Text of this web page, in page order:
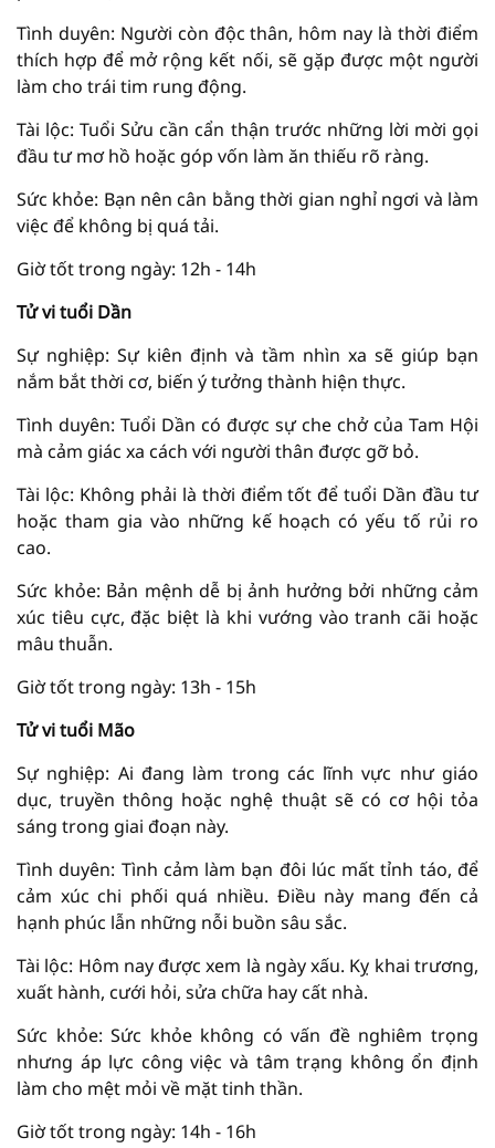
Tình duyên: Người còn độc thân, hôm nay là thời điểm
thích hợp để mở rộng kết nối, sẽ gặp được một người
làm cho trái tim rung động.
Tài lộc: Tuổi Sửu cần cẩn thận trước những lời mời gọi
đầu tư mơ hồ hoặc góp vốn làm ăn thiếu rõ ràng.
Sức khỏe: Bạn nên cân bằng thời gian nghỉ ngơi và làm
việc để không bị quá tải.
Giờ tốt trong ngày: 12h - 14h
Tử vi tuổi Dần
Sự nghiệp: Sự kiên định và tầm nhìn xa sẽ giúp bạn
nắm bắt thời cơ, biến ý tưởng thành hiện thực.
Tình duyên: Tuổi Dần có được sự che chở của Tam Hội
mà cảm giác xa cách với người thân được gỡ bỏ.
Tài lộc: Không phải là thời điểm tốt để tuổi Dần đầu tư
hoặc tham gia vào những kế hoạch có yếu tố rủi ro
cao.
Sức khỏe: Bản mệnh dễ bị ảnh hưởng bởi những cảm
xúc tiêu cực, đặc biệt là khi vướng vào tranh cãi hoặc
mâu thuẫn.
Giờ tốt trong ngày: 13h - 15h
Tử vi tuổi Mão
Sự nghiệp: Ai đang làm trong các lĩnh vực như giáo
dục, truyền thông hoặc nghệ thuật sẽ có cơ hội tỏa
sáng trong giai đoạn này.
Tình duyên: Tình cảm làm bạn đôi lúc mất tỉnh táo, để
cảm xúc chi phối quá nhiều. Điều này mang đến cả
hạnh phúc lẫn những nỗi buồn sâu sắc.
Tài lộc: Hôm nay được xem là ngày xấu. Kỵ khai trương,
xuất hành, cưới hỏi, sửa chữa hay cất nhà.
Sức khỏe: Sức khỏe không có vấn đề nghiêm trọng
nhưng áp lực công việc và tâm trạng không ổn định
làm cho mệt mỏi về mặt tinh thần.
Giờ tốt trong ngày: 14h - 16h